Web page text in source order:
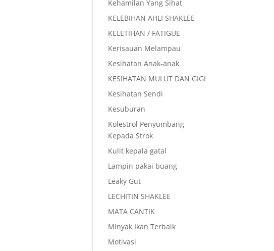
Kehamilan Yang Sihat
KELEBIHAN AHLI SHAKLEE
KELETIHAN / FATIGUE
Kerisauan Melampau
Kesihatan Anak-anak
KESIHATAN MULUT DAN GIGI
Kesihatan Sendi
Kesuburan
Kolestrol Penyumbang
Kepada Strok
Kulit kepala gatal
Lampin pakai buang
Leaky Gut
LECHITIN SHAKLEE
MATA CANTIK
Minyak Ikan Terbaik
Motivasi